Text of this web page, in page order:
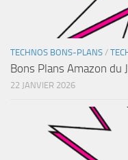
TECHNOS BONS-PLANS /
Bons Plans Amazon du
22 JANVIER 2026